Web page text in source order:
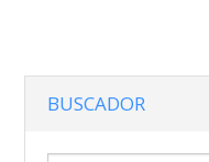
BUSCADOR